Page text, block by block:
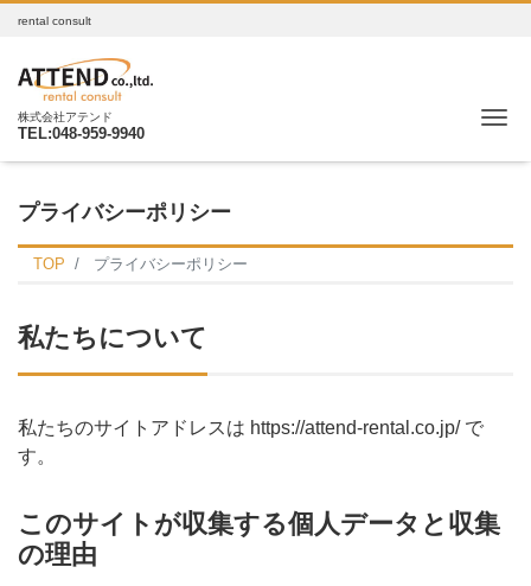
rental consult
株式会社アテンド
TEL:048-959-9940
プライバシーポリシー
TOP プライバシーポリシー
私たちについて
私たちのサイトアドレスは https://attend-rental.co.jp/ で
す。
このサイトが収集する個人データと収集
の理由